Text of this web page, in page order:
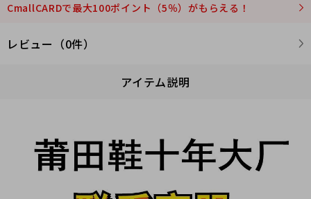
CmallCARDで最大100ポイント（5％）がもらえる！
レビュー（0件）
アイテム説明